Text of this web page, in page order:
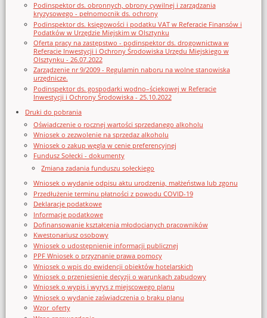
Podinspektor ds. obronnych, obrony cywilnej i zarządzania
kryzysowego - pełnomocnik ds. ochrony
Podinspektor ds. księgowości i podatku VAT w Referacie Finansów i
Podatków w Urzędzie Miejskim w Olsztynku
Oferta pracy na zastępstwo - podinspektor ds. drogownictwa w
Referacie Inwestycji i Ochrony Środowiska Urzędu Miejskiego w
Olsztynku - 26.07.2022
Zarządzenie nr 9/2009 - Regulamin naboru na wolne stanowiska
urzędnicze.
Podinspektor ds. gospodarki wodno–ściekowej w Referacie
Inwestycji i Ochrony Środowiska - 25.10.2022
Druki do pobrania
Oświadczenie o rocznej wartości sprzedanego alkoholu
Wniosek o zezwolenie na sprzedaz alkoholu
Wniosek o zakup węgla w cenie preferencyjnej
Fundusz Sołecki - dokumenty
Zmiana zadania funduszu sołeckiego
Wniosek o wydanie odpisu aktu urodzenia, małżeństwa lub zgonu
Przedłużenie terminu płatności z powodu COVID-19
Deklaracje podatkowe
Informacje podatkowe
Dofinansowanie kształcenia młodocianych pracowników
Kwestonariusz osobowy
Wniosek o udostępnienie informacji publicznej
PPF Wniosek o przyznanie prawa pomocy
Wniosek o wpis do ewidencji obiektów hotelarskich
Wniosek o przeniesienie decyzji o warunkach zabudowy
Wniosek o wypis i wyrys z miejscowego planu
Wniosek o wydanie zaświadczenia o braku planu
Wzor_oferty